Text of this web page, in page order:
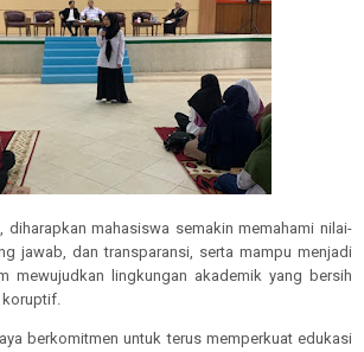
diharapkan mahasiswa semakin memahami nilai-
jawab, dan transparansi, serta mampu menjadi
mewujudkan lingkungan akademik yang bersih
koruptif.
berkomitmen untuk terus memperkuat edukasi